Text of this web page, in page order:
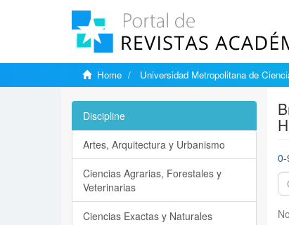
Home Universidad Metropolitana de
0-
Discipline
Artes, Arquitectura y Urbanismo
Ciencias Agrarias, Forestales y
Veterinarias
Ciencias Exactas y Naturales